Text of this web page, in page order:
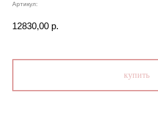
Артикул:
12830,00 р.
купить